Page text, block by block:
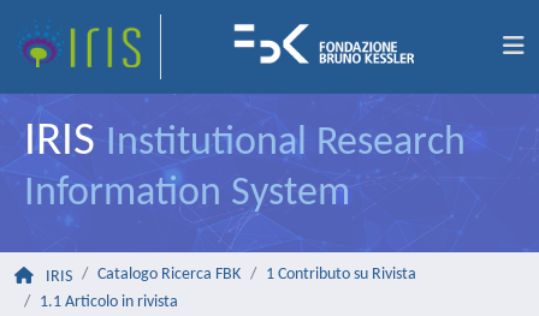
IRIS Institutional Research
Information System
IRIS Catalogo Ricerca FBK
1 Contributo su Rivista
1.1 Articolo in rivista